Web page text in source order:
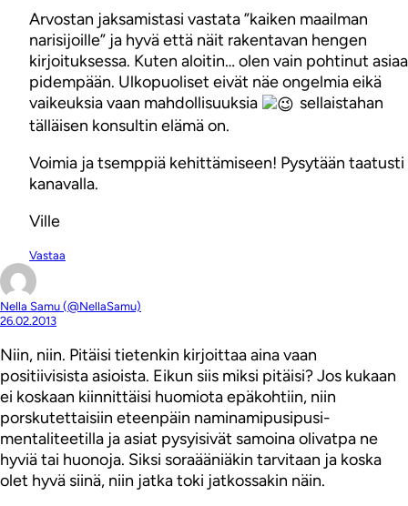
Arvostan jaksamistasi vastata ”kaiken maailman
narisijoille” ja hyvä että näit rakentavan hengen
kirjoituksessa. Kuten aloitin… olen vain pohtinut asiaa
pidempään. Ulkopuoliset eivät näe ongelmia eikä
vaikeuksia vaan mahdollisuuksia
sellaistahan
tälläisen konsultin elämä on.
Voimia ja tsemppiä kehittämiseen! Pysytään taatusti
kanavalla.
Ville
Vastaa
Nella Samu (@NellaSamu)
26.02.2013
Niin, niin. Pitäisi tietenkin kirjoittaa aina vaan
positiivisista asioista. Eikun siis miksi pitäisi? Jos kukaan
ei koskaan kiinnittäisi huomiota epäkohtiin, niin
porskutettaisiin eteenpäin naminamipusipusi-
mentaliteetilla ja asiat pysyisivät samoina olivatpa ne
hyviä tai huonoja. Siksi soraääniäkin tarvitaan ja koska
olet hyvä siinä, niin jatka toki jatkossakin näin.